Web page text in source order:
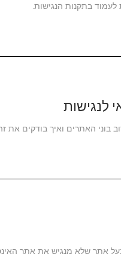
לעמוד בתקנות הנגישות.
לנגישות
בוני האתרים ואיך בודקים את
קובעות קנס של 50,000 ש"ח לכל בעל אתר